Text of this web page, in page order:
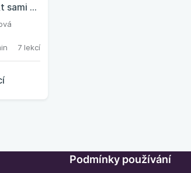
se
7 lekcí
Podmínky používání